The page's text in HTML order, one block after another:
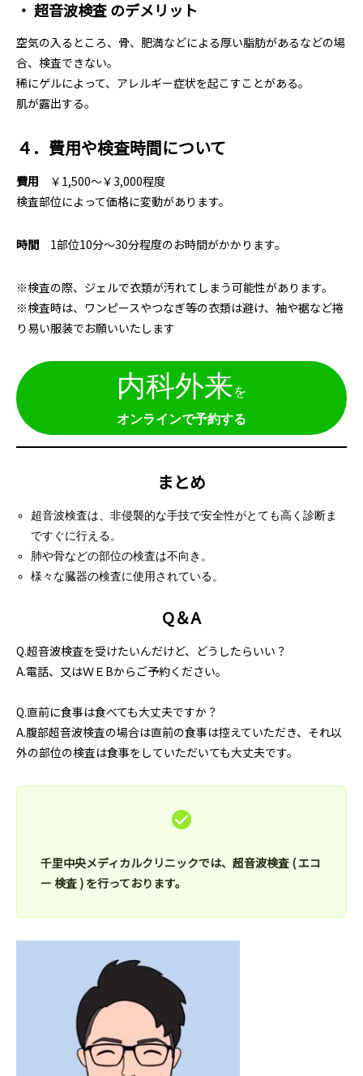
・ 超音波検査 のデメリット
空気の入るところ、骨、肥満などによる厚い脂肪があるなどの場
合、検査できない。
稀にゲルによって、アレルギー症状を起こすことがある。
肌が露出する。
４．費用や検査時間について
費用 ￥1,500～￥3,000程度
検査部位によって価格に変動があります。
時間 1部位10分～30分程度のお時間がかかります。
※検査の際、ジェルで衣類が汚れてしまう可能性があります。
※検査時は、ワンピースやつなぎ等の衣類は避け、袖や裾など捲
り易い服装でお願いいたします
内科外来を
オンラインで予約する
まとめ
超音波検査は、非侵襲的な手技で安全性がとても高く診断ま
ですぐに行える。
肺や骨などの部位の検査は不向き。
様々な臓器の検査に使用されている。
Q＆A
Q.超音波検査を受けたいんだけど、どうしたらいい？
A.電話、又はＷＥBからご予約ください。
Q.直前に食事は食べても大丈夫ですか？
A.腹部超音波検査の場合は直前の食事は控えていただき、それ以
外の部位の検査は食事をしていただいても大丈夫です。
千里中央メディカルクリニックでは、超音波検査 ( エコ
ー 検査 ) を行っております。